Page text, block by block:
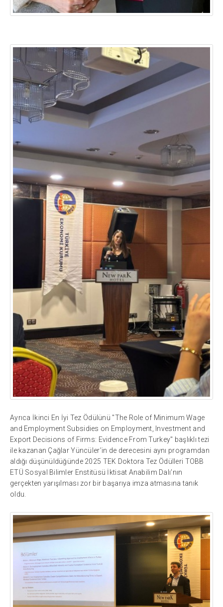
Ayrıca İkinci En İyi Tez Ödülünü "The Role of Minimum Wage
and Employment Subsidies on Employment, Investment and
Export Decisions of Firms: Evidence From Turkey" başlıklı tezi
ile kazanan Çağlar Yüncüler’in de derecesini aynı programdan
aldığı düşünüldüğünde 2025 TEK Doktora Tez Ödülleri TOBB
ETÜ Sosyal Bilimler Enstitüsü İktisat Anabilim Dalı’nın
gerçekten yarışılması zor bir başarıya imza atmasına tanık
oldu.